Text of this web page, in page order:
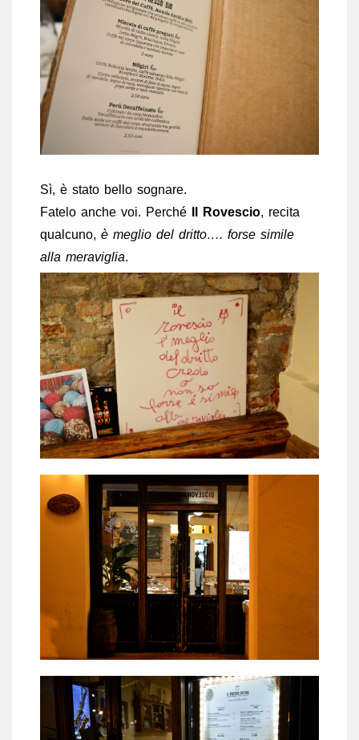
Sì, è stato bello sognare.
Fatelo anche voi. Perché
Il Rovescio, recita
qualcuno, è meglio del dritto…. forse simile
alla meraviglia.